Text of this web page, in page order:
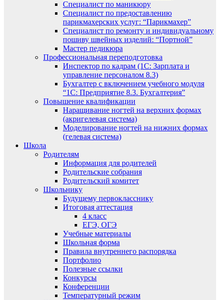
Специалист по маникюру
Специалист по предоставлению
парикмахерских услуг: “Парикмахер”
Специалист по ремонту и индивидуальному
пошиву швейных изделий: “Портной”
Мастер педикюра
Профессиональная переподготовка
Инспектор по кадрам (1С: Зарплата и
управление персоналом 8.3)
Бухгалтер с включением учебного модуля
“1С: Предприятие 8.3. Бухгалтерия”
Повышение квалификации
Наращивание ногтей на верхних формах
(акригелевая система)
Моделирование ногтей на нижних формах
(гелевая система)
Школа
Родителям
Информация для родителей
Родительские собрания
Родительский комитет
Школьнику
Будущему первокласснику
Итоговая аттестация
4 класс
ЕГЭ, ОГЭ
Учебные материалы
Школьная форма
Правила внутреннего распорядка
Портфолио
Полезные ссылки
Конкурсы
Конференции
Температурный режим